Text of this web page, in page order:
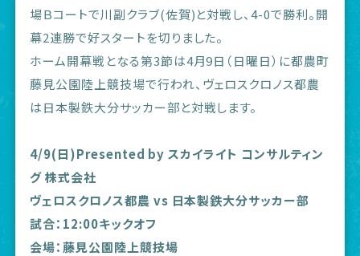
場Ｂコートで川副クラブ(佐賀)と対戦し、4-0で勝利。開
幕2連勝で好スタートを切りました。
ホーム開幕戦となる第3節は4月9日（日曜日）に都農町
藤見公園陸上競技場で行われ、ヴェロスクロノス都農
は日本製鉄大分サッカー部と対戦します。
4/9(日)Presented by スカイライト コンサルティン
グ 株式会社
ヴェロスクロノス都農 vs 日本製鉄大分サッカー部
試合：12:00キックオフ
会場：藤見公園陸上競技場